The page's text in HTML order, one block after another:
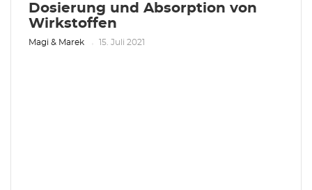
Dosierung und Absorption von
Wirkstoffen
Magi & Marek 15. Juli 2021